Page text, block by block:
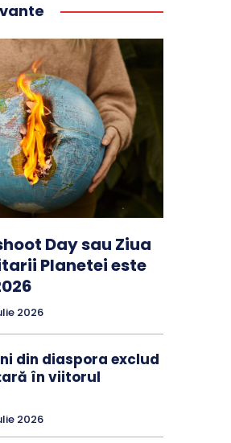
Day sau Ziua
Planetei este
2026
din diaspora exclud
în viitorul
2026